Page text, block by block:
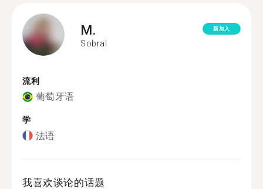
M.
Sobral
新加入
流利
葡萄牙语
学
法语
我喜欢谈论的话题